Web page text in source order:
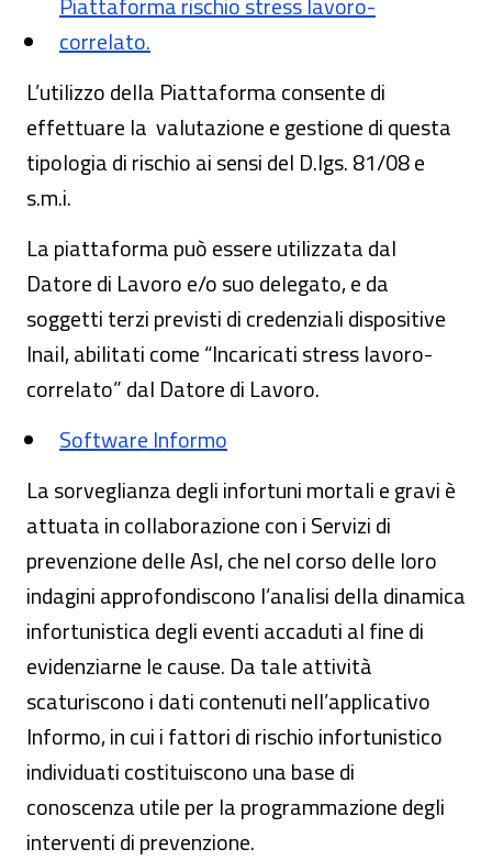
correlato.
L’utilizzo della Piattaforma consente di
effettuare la valutazione e gestione di questa
tipologia di rischio ai sensi del D.lgs. 81/08 e
s.m.i.
La piattaforma può essere utilizzata dal
Datore di Lavoro e/o suo delegato, e da
soggetti terzi previsti di credenziali dispositive
Inail, abilitati come “Incaricati stress lavoro-
correlato” dal Datore di Lavoro.
Software Informo
La sorveglianza degli infortuni mortali e gravi è
attuata in collaborazione con i Servizi di
prevenzione delle Asl, che nel corso delle loro
indagini approfondiscono l’analisi della dinamica
infortunistica degli eventi accaduti al fine di
evidenziarne le cause. Da tale attività
scaturiscono i dati contenuti nell’applicativo
Informo, in cui i fattori di rischio infortunistico
individuati costituiscono una base di
conoscenza utile per la programmazione degli
interventi di prevenzione.